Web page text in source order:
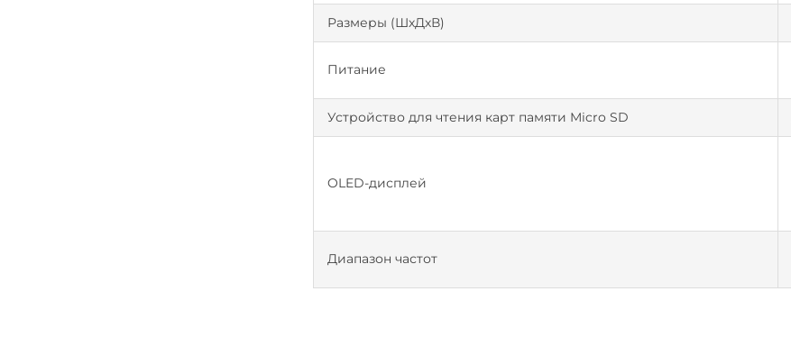
Размеры (ШхДхВ)
Питание
Устройство для чтения карт памяти Micro SD
OLED-дисплей
Диапазон частот